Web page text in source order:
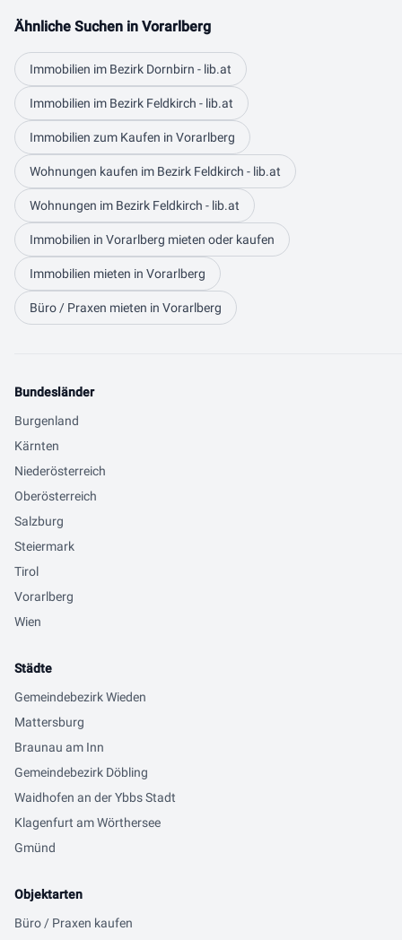
Ähnliche Suchen in Vorarlberg
Immobilien im Bezirk Dornbirn - lib.at
Immobilien im Bezirk Feldkirch - lib.at
Immobilien zum Kaufen in Vorarlberg
Wohnungen kaufen im Bezirk Feldkirch - lib.at
Wohnungen im Bezirk Feldkirch - lib.at
Immobilien in Vorarlberg mieten oder kaufen
Immobilien mieten in Vorarlberg
Büro / Praxen mieten in Vorarlberg
Bundesländer
Burgenland
Kärnten
Niederösterreich
Oberösterreich
Salzburg
Steiermark
Tirol
Vorarlberg
Wien
Städte
Gemeindebezirk Wieden
Mattersburg
Braunau am Inn
Gemeindebezirk Döbling
Waidhofen an der Ybbs Stadt
Klagenfurt am Wörthersee
Gmünd
Objektarten
Büro / Praxen kaufen